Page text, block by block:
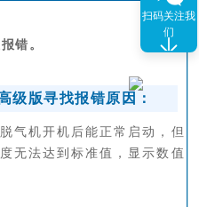
错。
版寻找报错原因：
气机开机后能正常启动，但
无法达到标准值，显示数值
扫码关注我
们